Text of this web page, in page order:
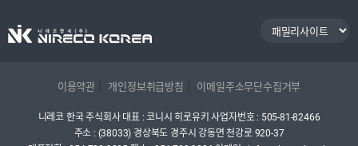
이용약관 개인정보취급방침 이메일주소무단수집거부
니레코 한국 주식회사 대표 : 코니시 히로유키 사업자번호 : 505-81-82466
주소 : (38033) 경상북도 경주시 강동면 천강로 920-37